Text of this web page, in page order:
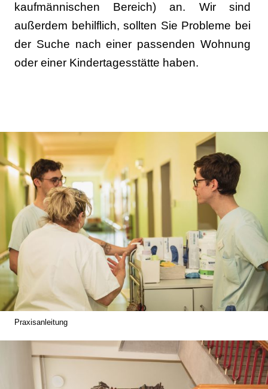
kaufmännischen Bereich) an. Wir sind
außerdem behilflich, sollten Sie Probleme bei
der Suche nach einer passenden Wohnung
oder einer Kindertagesstätte haben.
Praxisanleitung